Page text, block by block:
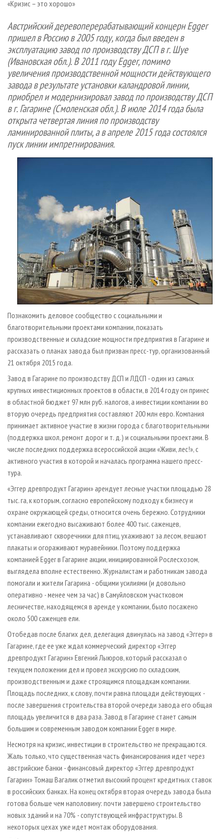
СУШКА ДРЕВЕСИНЫ
ПРОИЗВОДСТВО ДРЕВЕСНЫХ ПЛИТ
ДЕРЕВЯННОЕ ДОМОСТРОЕНИЕ
ПРОИЗВОДСТВО МЕБЕЛИ
БИОЭНЕРГЕТИКА
ЦБП
ИНСТРУМЕНТ И МАТЕРИАЛЫ
ПЕРСОНЫ
МОБИЛЬНЫЕ ВЫСТАВКИ
ОФИЦИАЛЬНЫЕ ДЕЛЕГАЦИИ
ПРИОРИТЕТНЫЕ ИНВЕСТПРОЕКТЫ
RUSSIAN FORESTRY REVIEW
ГАЗЕТА ЛЕСПРОМФОРУМ
БИБЛИОТЕКА СПЕЦИАЛИСТА
КОНТАКТЫ
РЕКЛАМА
РЕКЛАМА НА САЙТЕ
«Кризис – это хорошо»
Австрийский деревоперерабатывающий концерн Egger
пришел в Россию в 2005 году, когда был введен в
эксплуатацию завод по производству ДСП в г. Шуе
(Ивановская обл.).В 2011 году Egger, помимо
увеличения производственной мощности действующего
завода в результате установки каландровой линии,
приобрел и модернизировал завод по производству ДСП
в г. Гагарине (Смоленская обл.). В июле 2014 года была
открыта четвертая линия по производству
ламинированной плиты, а в апреле 2015 года состоялся
пуск линии импрегнирования.
Познакомить деловое сообщество с социальными и
благотворительными проектами компании, показать
производственные и складские мощности предприятия в Гагарине и
рассказать о планах завода был призван пресс-тур, организованный
21 октября 2015 года.
Завод в Гагарине по производству ДСП и ЛДСП - один из самых
крупных инвестиционных проектов в области, в 2014 году он принес
в областной бюджет 97 млн руб. налогов, а инвестиции компании во
вторую очередь предприятия составляют 200 млн евро. Компания
принимает активное участие в жизни города с благотворительными
(поддержка школ, ремонт дорог и т. д.) и социальными проектами. В
числе последних поддержка всероссийской акции «Живи, лес!», с
активного участия в которой и началась программа нашего пресс-
тура.
«Эггер древпродукт Гагарин» арендует лесные участки площадью 28
тыс. га, к которым, согласно европейскому подходу к бизнесу и
охране окружающей среды, относится очень бережно. Сотрудники
компании ежегодно высаживают более 400 тыс. саженцев,
устанавливают скворечники для птиц, ухаживают за лесом, вешают
плакаты и огораживают муравейники. Поэтому поддержка
компанией Egger в Гагарине акции, инициированной Рослесхозом,
выглядела вполне естественно. Журналистам и работникам завода
помогали и жители Гагарина - общими усилиями (и довольно
оперативно - менее чем за час) в Самуйловском участковом
лесничестве, находящемся в аренде у компании, было посажено
около 500 саженцев ели.
Отобедав после благих дел, делегация двинулась на завод «Эггер» в
Гагарине, где ее уже ждал коммерческий директор «Эггер
древпродукт Гагарин» Евгений Лыюров, который рассказал о
текущем положении дел и провел экскурсию по складским,
производственным и даже строящимся площадкам компании.
Площадь последних, к слову, почти равна площади действующих -
после завершения строительства второй очереди завода его общая
площадь увеличится в два раза. Завод в Гагарине станет самым
большим и современным заводом компании Egger в мире.
Несмотря на кризис, инвестиции в строительство не прекращаются.
Жаль только, что существенная часть финансирования идет через
австрийские банки - финансовый директор «Эггер древпродукт
Гагарин» Томаш Вагалик отметил высокий процент кредитных ставок
в российских банках. На конец октября вторая очередь завода была
готова больше чем наполовину: почти завершено строительство
новых зданий и на 70% - сопутствующей инфраструктуры. В
некоторых цехах уже идет монтаж оборудования.